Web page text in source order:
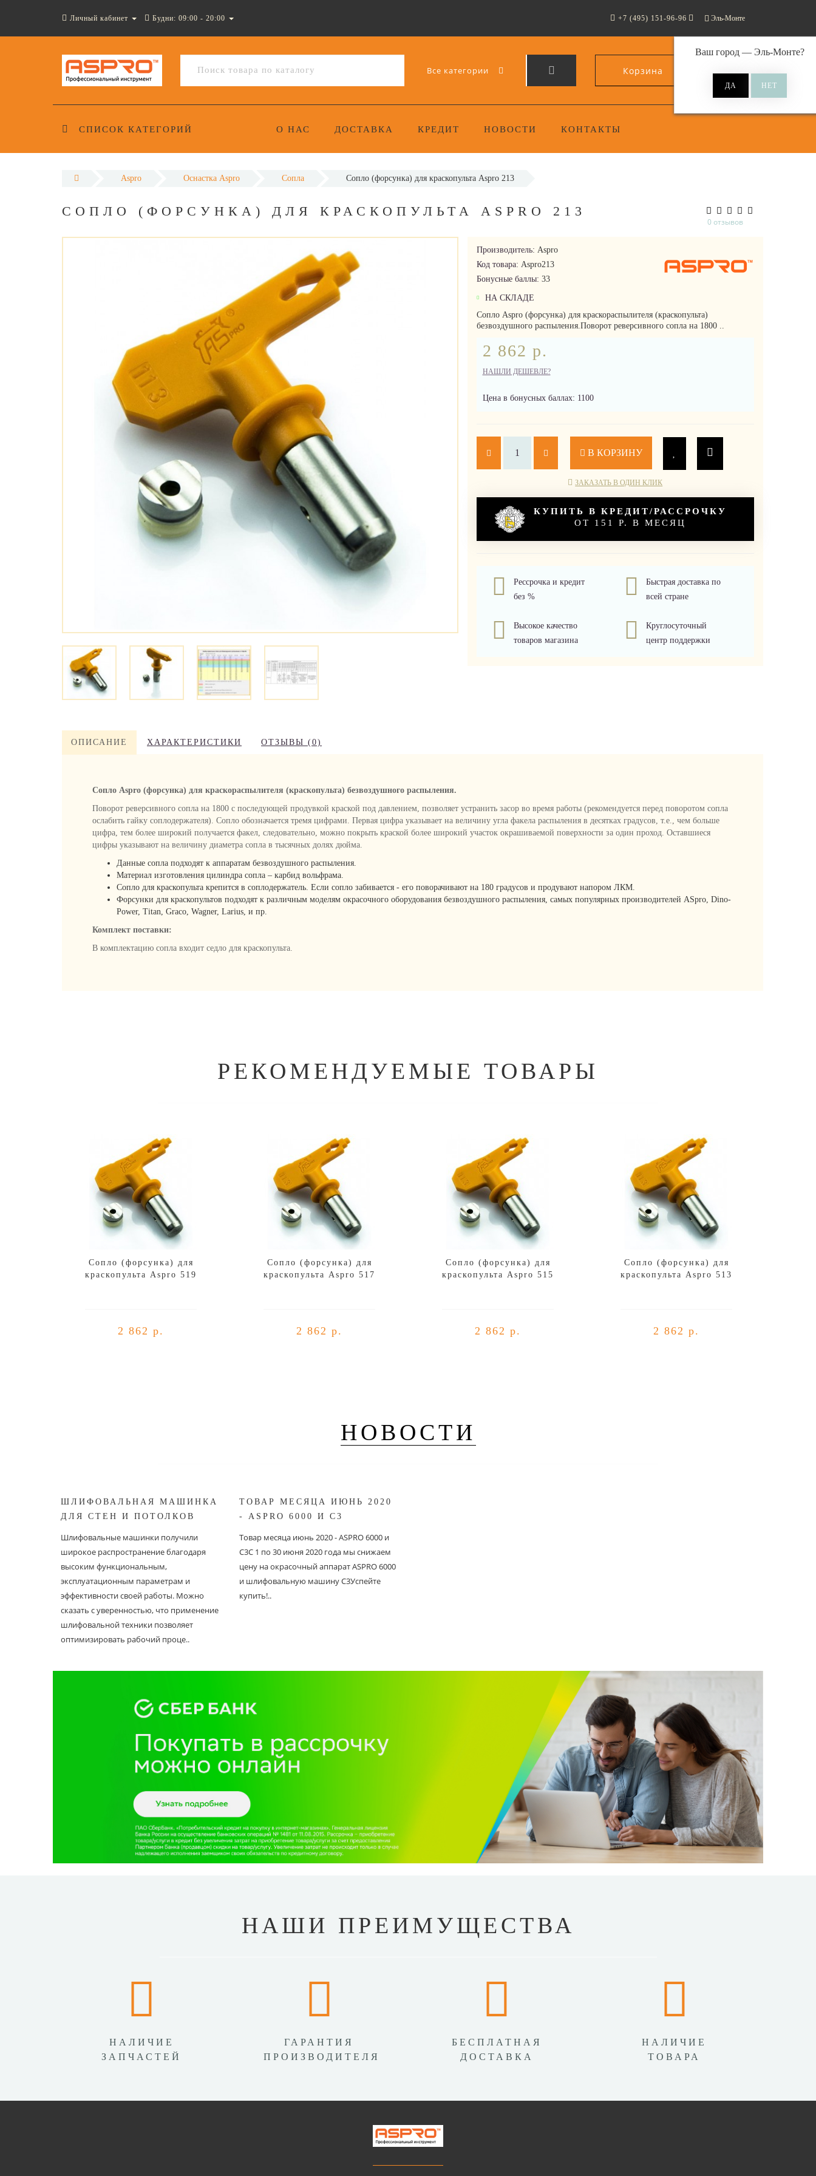
Личный кабинет Будни: 09:00 - 20:00 Эль-Монте
Ваш город — Эль-Монте?
+7 (495) 151-96-96
Все категории Корзина 0
СПИСОК КАТЕГОРИЙ О НАС ДОСТАВКА КРЕДИТ НОВОСТИ КОНТАКТЫ
Aspro Оснастка Aspro Сопла Сопло (форсунка) для краскопульта Aspro 213
СОПЛО (ФОРСУНКА) ДЛЯ КРАСКОПУЛЬТА ASPRO 213
0 отзывов
Производитель: Aspro
Код товара: Aspro213
Бонусные баллы: 33
НА СКЛАДЕ
Сопло Aspro (форсунка) для краскораспылителя (краскопульта)
безвоздушного распыления.Поворот реверсивного сопла на 1800 ..
2 862 р.
НАШЛИ ДЕШЕВЛЕ?
Цена в бонусных баллах: 1100
В КОРЗИНУ
ЗАКАЗАТЬ В ОДИН КЛИК
КУПИТЬ В КРЕДИТ/РАССРОЧКУ
ОТ 151 Р. В МЕСЯЦ
Рессрочка и кредит
без %
Быстрая доставка по
всей стране
Высокое качество
товаров магазина
Круглосуточный
центр поддержки
ОПИСАНИЕ ХАРАКТЕРИСТИКИ ОТЗЫВЫ (0)
Сопло Aspro (форсунка) для краскораспылителя (краскопульта) безвоздушного распыления.
Поворот реверсивного сопла на 1800 с последующей продувкой краской под давлением, позволяет устранить засор во время работы (рекомендуется перед поворотом сопла
ослабить гайку соплодержателя). Сопло обозначается тремя цифрами. Первая цифра указывает на величину угла факела распыления в десятках градусов, т.е., чем больше
цифра, тем более широкий получается факел, следовательно, можно покрыть краской более широкий участок окрашиваемой поверхности за один проход. Оставшиеся
цифры указывают на величину диаметра сопла в тысячных долях дюйма.
Данные сопла подходят к аппаратам безвоздушного распыления.
Материал изготовления цилиндра сопла – карбид вольфрама.
Сопло для краскопульта крепится в соплодержатель. Если сопло забивается - его поворачивают на 180 градусов и продувают напором ЛКМ.
Форсунки для краскопультов подходят к различным моделям окрасочного оборудования безвоздушного распыления, самых популярных производителей ASpro, Dino-
Power, Titan, Graco, Wagner, Larius, и пр.
Комплект поставки:
В комплектацию сопла входит седло для краскопульта.
РЕКОМЕНДУЕМЫЕ ТОВАРЫ
Сопло (форсунка) для
краскопульта Aspro 519
2 862 р.
Сопло (форсунка) для
краскопульта Aspro 517
2 862 р.
Сопло (форсунка) для
краскопульта Aspro 515
2 862 р.
Сопло (форсунка) для
краскопульта Aspro 513
2 862 р.
НОВОСТИ
ШЛИФОВАЛЬНАЯ МАШИНКА
ДЛЯ СТЕН И ПОТОЛКОВ
Шлифовальные машинки получили
широкое распространение благодаря
высоким функциональным,
эксплуатационным параметрам и
эффективности своей работы. Можно
сказать с уверенностью, что применение
шлифовальной техники позволяет
оптимизировать рабочий проце..
ТОВАР МЕСЯЦА ИЮНЬ 2020
- ASPRO 6000 И С3
Товар месяца июнь 2020 - ASPRO 6000 и
С3С 1 по 30 июня 2020 года мы снижаем
цену на окрасочный аппарат ASPRO 6000
и шлифовальную машину C3Успейте
купить!..
НАШИ ПРЕИМУЩЕСТВА
НАЛИЧИЕ
ЗАПЧАСТЕЙ
ГАРАНТИЯ
ПРОИЗВОДИТЕЛЯ
БЕСПЛАТНАЯ
ДОСТАВКА
НАЛИЧИЕ
ТОВАРА